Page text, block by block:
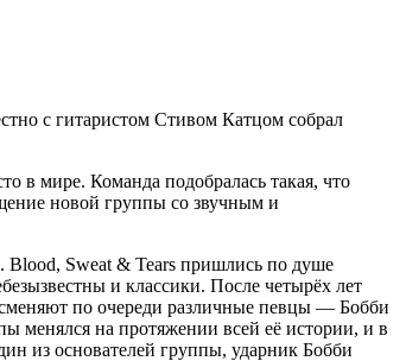
с гитаристом Стивом Катцом собрал
в мире. Команда подобралась такая, что
новой группы со звучным и
Blood, Sweat & Tears пришлись по душе
и классики. После четырёх лет
по очереди различные певцы — Бобби
менялся на протяжении всей её истории, и в
из основателей группы, ударник Бобби